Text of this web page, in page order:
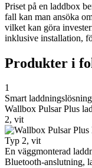
Priset på en laddbox
fall kan man ansöka
vilket kan göra
inklusive installation,
Produkter i
1
Smart laddningslösning
Wallbox Pulsar Plus
2, vit
En väggmonterad
Bluetooth-anslutning,